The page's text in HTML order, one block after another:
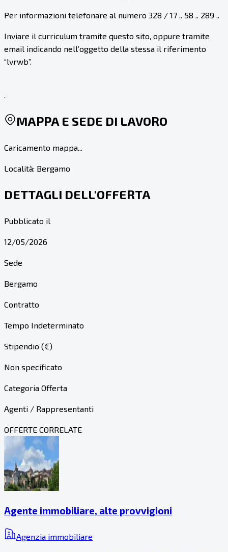
Per informazioni telefonare al numero 328 / 17 .. 58 .. 289 ..
Inviare il curriculum tramite questo sito, oppure tramite
email indicando nell’oggetto della stessa il riferimento
“lvrwb”.
.
MAPPA E SEDE DI LAVORO
Caricamento mappa...
Località: Bergamo
DETTAGLI DELL'OFFERTA
Pubblicato il
12/05/2026
Sede
Bergamo
Contratto
Tempo Indeterminato
Stipendio (€)
Non specificato
Categoria Offerta
Agenti / Rappresentanti
OFFERTE CORRELATE
Agente immobiliare, alte provvigioni
Agenzia immobiliare